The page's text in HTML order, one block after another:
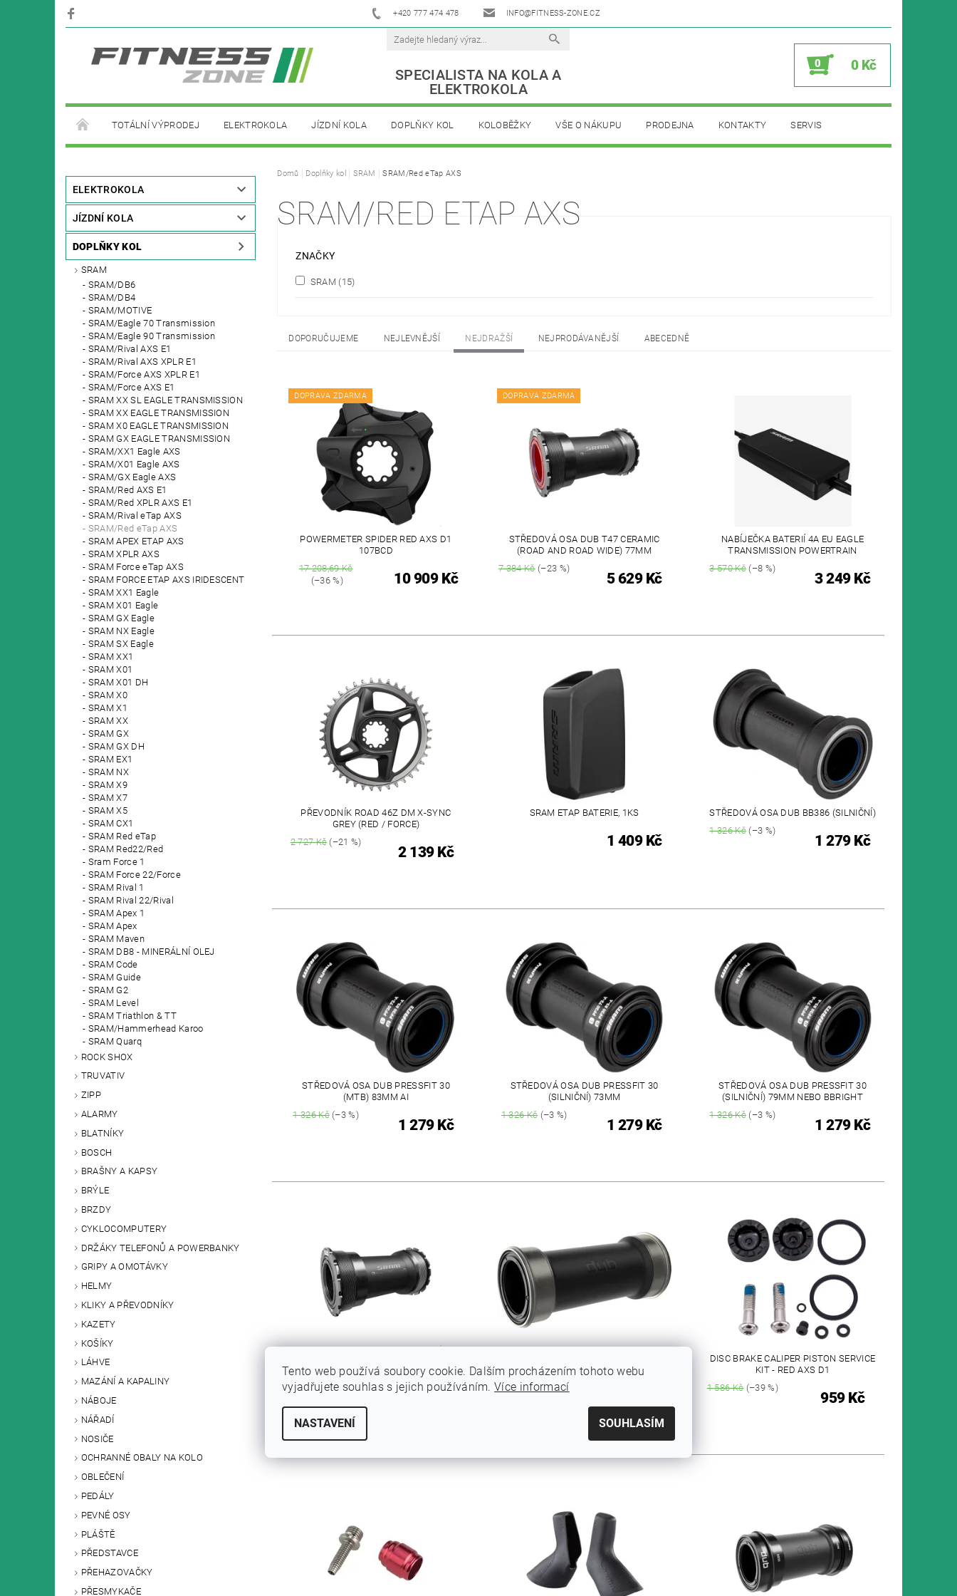
+420 777 474 478 INFO@FITNESS-ZONE.CZ
SPECIALISTA NA KOLA A
ELEKTROKOLA
0 0 Kč
TOTÁLNÍ VÝPRODEJ ELEKTROKOLA JÍZDNÍ KOLA DOPLŇKY KOL KOLOBĚŽKY VŠE O NÁKUPU PRODEJNA KONTAKTY SERVIS
ELEKTROKOLA
JÍZDNÍ KOLA
DOPLŇKY KOL
SRAM
SRAM/DB6
SRAM/DB4
SRAM/MOTIVE
SRAM/Eagle 70 Transmission
SRAM/Eagle 90 Transmission
SRAM/Rival AXS E1
SRAM/Rival AXS XPLR E1
SRAM/Force AXS XPLR E1
SRAM/Force AXS E1
SRAM XX SL EAGLE TRANSMISSION
SRAM XX EAGLE TRANSMISSION
SRAM X0 EAGLE TRANSMISSION
SRAM GX EAGLE TRANSMISSION
SRAM/XX1 Eagle AXS
SRAM/X01 Eagle AXS
SRAM/GX Eagle AXS
SRAM/Red AXS E1
SRAM/Red XPLR AXS E1
SRAM/Rival eTap AXS
SRAM/Red eTap AXS
SRAM APEX ETAP AXS
SRAM XPLR AXS
SRAM Force eTap AXS
SRAM FORCE ETAP AXS IRIDESCENT
SRAM XX1 Eagle
SRAM X01 Eagle
SRAM GX Eagle
SRAM NX Eagle
SRAM SX Eagle
SRAM XX1
SRAM X01
SRAM X01 DH
SRAM X0
SRAM X1
SRAM XX
SRAM GX
SRAM GX DH
SRAM EX1
SRAM NX
SRAM X9
SRAM X7
SRAM X5
SRAM CX1
SRAM Red eTap
SRAM Red22/Red
Sram Force 1
SRAM Force 22/Force
SRAM Rival 1
SRAM Rival 22/Rival
SRAM Apex 1
SRAM Apex
SRAM Maven
SRAM DB8 - MINERÁLNÍ OLEJ
SRAM Code
SRAM Guide
SRAM G2
SRAM Level
SRAM Triathlon & TT
SRAM/Hammerhead Karoo
SRAM Quarq
ROCK SHOX
TRUVATIV
ZIPP
ALARMY
BLATNÍKY
BOSCH
BRAŠNY A KAPSY
BRÝLE
BRZDY
CYKLOCOMPUTERY
DRŽÁKY TELEFONŮ A POWERBANKY
GRIPY A OMOTÁVKY
HELMY
KLIKY A PŘEVODNÍKY
KAZETY
KOŠÍKY
LÁHVE
MAZÁNÍ A KAPALINY
NÁBOJE
NÁŘADÍ
NOSIČE
OCHRANNÉ OBALY NA KOLO
OBLEČENÍ
PEDÁLY
PEVNÉ OSY
PLÁŠTĚ
PŘEDSTAVCE
PŘEHAZOVAČKY
PŘESMYKAČE
Domů Doplňky kol SRAM SRAM/Red eTap AXS
SRAM/RED ETAP AXS
ZNAČKY
SRAM (15)
DOPORUČUJEME NEJLEVNĚJŠÍ NEJDRAŽŠÍ NEJPRODÁVANĚJŠÍ ABECEDNĚ
DOPRAVA ZDARMA
POWERMETER SPIDER RED AXS D1
107BCD
17 208,69 Kč
(–36 %)
10 909 Kč
DOPRAVA ZDARMA
STŘEDOVÁ OSA DUB T47 CERAMIC
(ROAD AND ROAD WIDE) 77MM
7 384 Kč(–23 %)
5 629 Kč
NABÍJEČKA BATERIÍ 4A EU EAGLE
TRANSMISSION POWERTRAIN
3 570 Kč(–8 %)
3 249 Kč
PŘEVODNÍK ROAD 46Z DM X-SYNC
GREY (RED / FORCE)
2 727 Kč(–21 %)
2 139 Kč
SRAM ETAP BATERIE, 1KS
1 409 Kč
STŘEDOVÁ OSA DUB BB386 (SILNIČNÍ)
1 326 Kč(–3 %)
1 279 Kč
STŘEDOVÁ OSA DUB PRESSFIT 30
(MTB) 83MM AI
1 326 Kč(–3 %)
1 279 Kč
STŘEDOVÁ OSA DUB PRESSFIT 30
(SILNIČNÍ) 73MM
1 326 Kč(–3 %)
1 279 Kč
STŘEDOVÁ OSA DUB PRESSFIT 30
(SILNIČNÍ) 79MM NEBO BBRIGHT
1 326 Kč(–3 %)
1 279 Kč
85.5MM
1 326 Kč(–3 %)
1 279 Kč
(SILNIČNÍ) 86.5MM
1 122 Kč(–2 %)
DISC BRAKE CALIPER PISTON SERVICE
KIT - RED AXS D1
1 586 Kč(–39 %)
959 Kč
Tento web používá soubory cookie. Dalším procházením tohoto webu
vyjadřujete souhlas s jejich používáním.Více informací
NASTAVENÍ SOUHLASÍM